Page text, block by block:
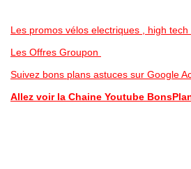
Les promos vélos electriques , high
Les Offres Groupon
Suivez bons plans astuces sur Google
Allez voir la Chaine Youtube